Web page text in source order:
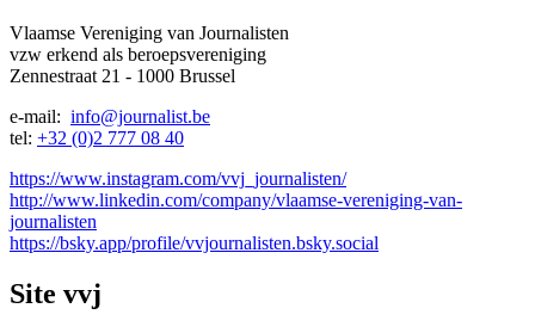
Vlaamse Vereniging van Journalisten
vzw erkend als beroepsvereniging
Zennestraat 21 - 1000 Brussel
e-mail: info@journalist.be
tel: +32 (0)2 777 08 40
https://www.instagram.com/vvj_journalisten/
http://www.linkedin.com/company/vlaamse-vereniging-van-
journalisten
https://bsky.app/profile/vvjournalisten.bsky.social
Site vvj